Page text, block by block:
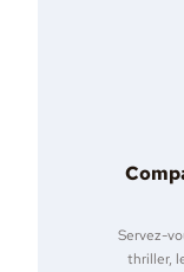
Servez-
thriller,